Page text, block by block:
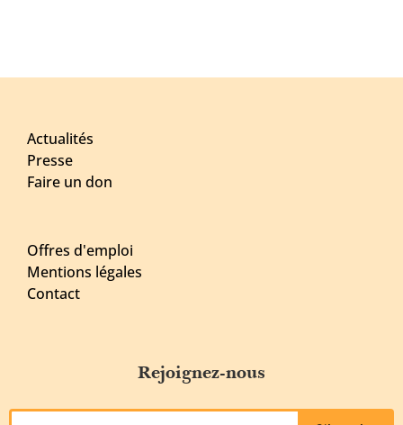
Actualités
Presse
Faire un don
Offres d'emploi
Mentions légales
Contact
Rejoignez-nous